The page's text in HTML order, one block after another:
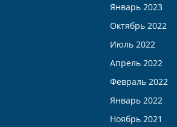
Январь 2023
Октябрь 2022
Июль 2022
Апрель 2022
Февраль 2022
Январь 2022
Ноябрь 2021